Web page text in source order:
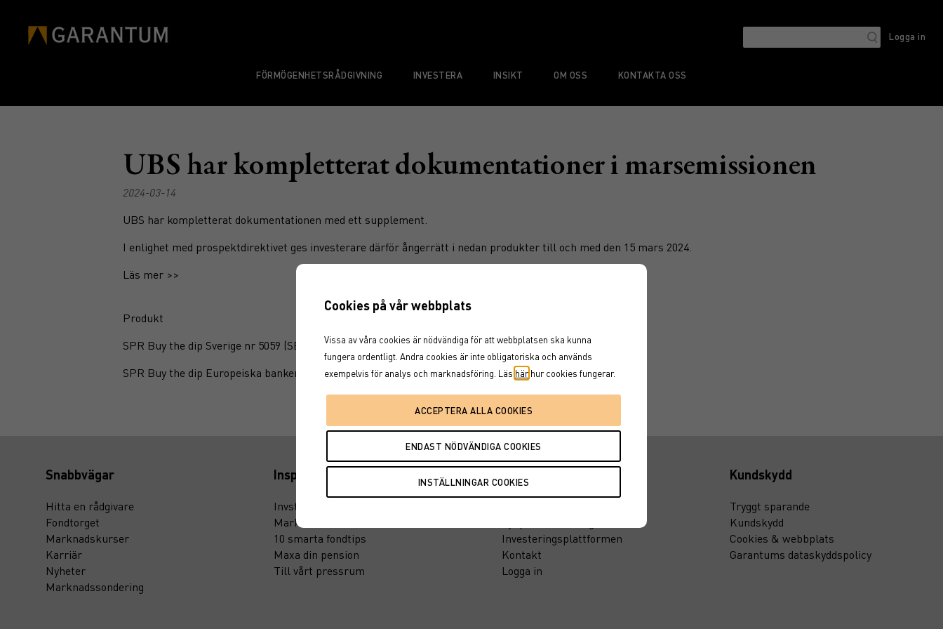
Logga in
FÖRMÖGENHETSRÅDGIVNING INVESTERA INSIKT OM OSS KONTAKTA OSS
UBS har kompletterat dokumentationer i marsemissionen
2024-03-14
UBS har kompletterat dokumentationen med ett supplement.
I enlighet med prospektdirektivet ges investerare därför ångerrätt i nedan produkter till och med den 15 mars 2024.
Läs mer >>
Produkt
SPR Buy the dip Sverige nr 5059 (SE0021514312
SPR Buy the dip Europeiska banker nr 5058 (SE0021514320)
Snabbvägar
Hitta en rådgivare
Fondtorget
Marknadskurser
Karriär
Nyheter
Marknadssondering
Inspiration
Invstr
Marknadsinsikt
10 smarta fondtips
Maxa din pension
Till vårt pressrum
Investeringsplattformen
Kontakt
Logga in
Kundskydd
Tryggt sparande
Kundskydd
Cookies & webbplats
Garantums dataskyddspolicy
Cookies på vår webbplats
Vissa av våra cookies är nödvändiga för att webbplatsen ska kunna
fungera ordentligt. Andra cookies är inte obligatoriska och används
exempelvis för analys och marknadsföring. Läs här hur cookies fungerar.